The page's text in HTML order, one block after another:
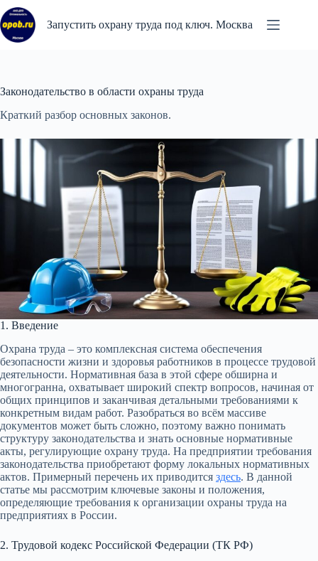
Перейти
к
сути
Запустить охрану труда под ключ. Москва
Законодательство в области охраны труда
Краткий разбор основных законов.
1. Введение
Охрана труда – это комплексная система обеспечения
безопасности жизни и здоровья работников в процессе трудовой
деятельности. Нормативная база в этой сфере обширна и
многогранна, охватывает широкий спектр вопросов, начиная от
общих принципов и заканчивая детальными требованиями к
конкретным видам работ. Разобраться во всём массиве
документов может быть сложно, поэтому важно понимать
структуру законодательства и знать основные нормативные
акты, регулирующие охрану труда. На предприятии требования
законодательства приобретают форму локальных нормативных
актов. Примерный перечень их приводится здесь. В данной
статье мы рассмотрим ключевые законы и положения,
определяющие требования к организации охраны труда на
предприятиях в России.
2. Трудовой кодекс Российской Федерации (ТК РФ)